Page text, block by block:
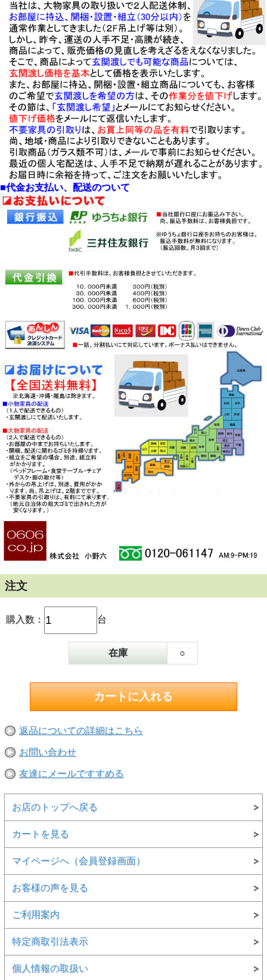
◆「メッカ」シリ
ーズ
「メッカ」 ６０
０レンジ
「メッカ」１００
「メッカ」１００
・サイズ：W117×D49×H178ｃｍ
上台ＯＰ部：W112×D47×H48ｃｍ
下台ＯＰ部：W35.5×D41.5×H31ｃｍ
・国内最高環境安全基準Ｆ☆☆☆☆素
材を使用
・本体：擦り傷・汚れに強い「クリー
ンイーゴス」を使用
・前面：傷・汚れに強い光沢のあるホ
ワイト色ハイグロス
・上台引戸：４ミリ厚強化ガラス・飛
散防止フイルム貼り
・大皿も入る奥行２９ｃｍの棚板、左
右各２枚入り
・目元スッキリのアルミスラセレール
に車付扉でスムーズな動き
・上下台開口部天井：新素材「モイ
ス」を使用
・上台開口部は、大型スチームオーブ
ンレンジ使用に対応
・開口部には、上段２口・下段１口１
５００Wコンセント付
・カウンターは、継目のない熱・傷・
汚れに強いメラミン化粧合板仕様
・下段開口部は、ポリ合板天板の３段
引スライドテーブル付
・下台上２段引出：ゆっくり閉るヘテ
ィヒ社製クアドロレール付
型引出、３段スライドレール付
・下台開口部下扉：ゆっくり閉るダン
バー丁番付開扉
◆ご注意
・床の凹凸にご注意ください。
・本体が歪み扉に隙間があくことがあ
ります。
・本体が平らになるように設置してく
ださい。
（北海道・沖縄・離島除
く）でお届けします。
・大型家具の配送は、基本として開梱
設置込価格です。
・下記の区域内では、開梱設置込みの
価格でご提供です。
・本州全域、四国、沖縄を除く九州全
・離島と一部山間地は、対応できない
区域も有ります。
・上記の区域外のお客様を含め、お問
合せをお願いします。
・ご使用のモニターにより、多少色が
違って見える事があります。
■代金お支払い、配送のついて
注文
購入数： 台
在庫 ○
返品についての詳細はこちら
お問い合わせ
友達にメールですすめる
お店のトップへ戻る
カートを見る
マイページへ（会員登録画面）
お客様の声を見る
ご利用案内
特定商取引法表示
個人情報の取扱い